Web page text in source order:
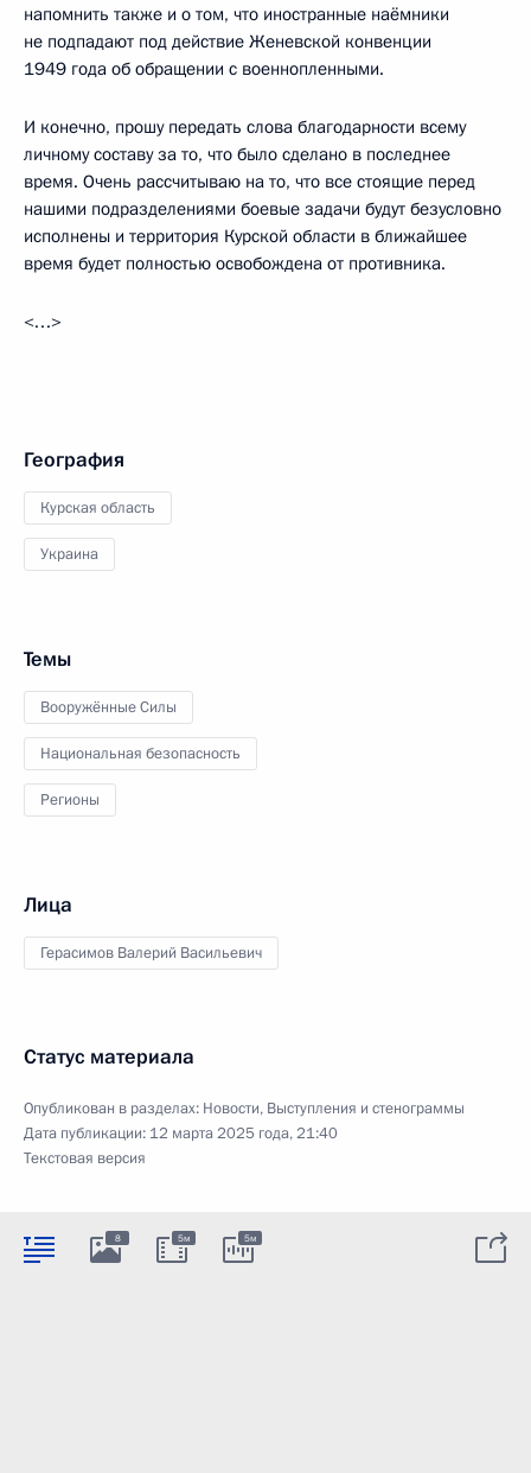
напомнить также и о том, что иностранные наёмники
не подпадают под действие Женевской конвенции
1949 года об обращении с военнопленными.
И конечно, прошу передать слова благодарности всему
личному составу за то, что было сделано в последнее
время. Очень рассчитываю на то, что все стоящие перед
нашими подразделениями боевые задачи будут безусловно
исполнены и территория Курской области в ближайшее
время будет полностью освобождена от противника.
<…>
География
Курская область
Украина
Темы
Вооружённые Силы
Национальная безопасность
Регионы
Лица
Герасимов Валерий Васильевич
Статус материала
Опубликован в разделах: Новости, Выступления и стенограммы
Дата публикации: 12 марта 2025 года, 21:40
Текстовая версия
8 5м 5м